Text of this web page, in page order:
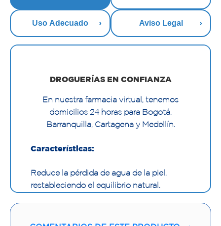
Uso Adecuado Aviso Legal
DROGUERÍAS EN CONFIANZA
En nuestra farmacia virtual, tenemos
domicilios 24 horas para Bogotá,
Barranquilla, Cartagena y Medellín.
Características:
Reduce la pérdida de agua de la piel,
restableciendo el equilibrio natural.
cushion. Efecto confort. Para piel normal a